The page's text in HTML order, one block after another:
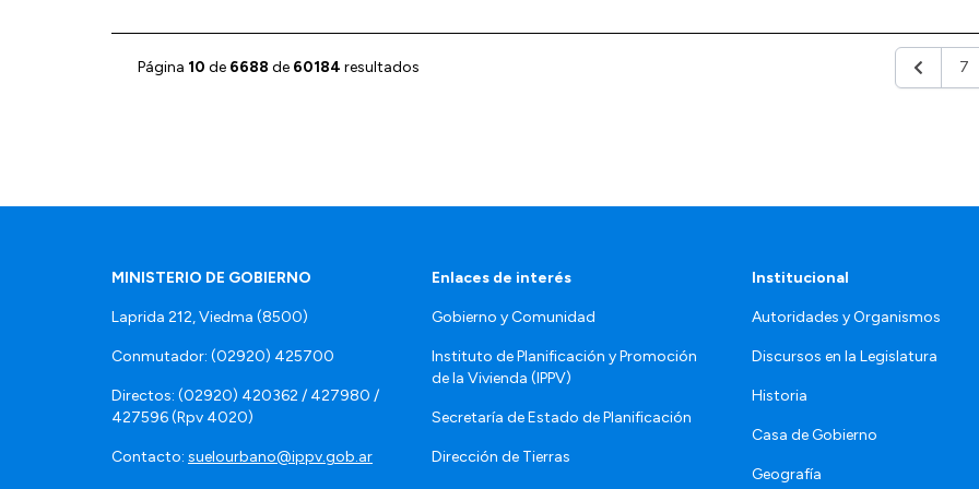
Página 10 de 6688 de 60184 resultados Anterior7
MINISTERIO DE GOBIERNO
Laprida 212, Viedma (8500)
Conmutador: (02920) 425700
Directos: (02920) 420362 / 427980 /
427596 (Rpv 4020)
Contacto: suelourbano@ippv.gob.ar
Enlaces de interés
Gobierno y Comunidad
Instituto de Planificación y Promoción
de la Vivienda (IPPV)
Secretaría de Estado de Planificación
Dirección de Tierras
Institucional
Autoridades y Organismos
Discursos en la Legislatura
Historia
Casa de Gobierno
Geografía